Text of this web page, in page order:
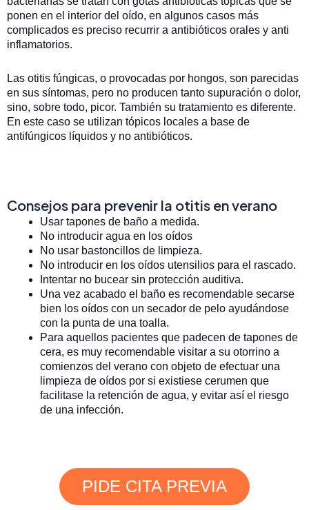
ponen en el interior del oído, en algunos casos más
complicados es preciso recurrir a antibióticos orales y anti
inflamatorios.
Las otitis fúngicas, o provocadas por hongos, son parecidas
en sus síntomas, pero no producen tanto supuración o dolor,
sino, sobre todo, picor. También su tratamiento es diferente.
En este caso se utilizan tópicos locales a base de
antifúngicos líquidos y no antibióticos.
Consejos para prevenir la otitis en verano
Usar tapones de baño a medida.
No introducir agua en los oídos
No usar bastoncillos de limpieza.
No introducir en los oídos utensilios para el rascado.
Intentar no bucear sin protección auditiva.
Una vez acabado el baño es recomendable secarse
bien los oídos con un secador de pelo ayudándose
con la punta de una toalla.
Para aquellos pacientes que padecen de tapones de
cera, es muy recomendable visitar a su otorrino a
comienzos del verano con objeto de efectuar una
limpieza de oídos por si existiese cerumen que
facilitase la retención de agua, y evitar así el riesgo
de una infección.
PIDE CITA PREVIA